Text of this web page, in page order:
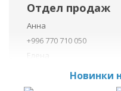
Отдел продаж
Анна
+996 770 710 050
Елена
+996 770 710 040
+996 755 710 050
Новинки